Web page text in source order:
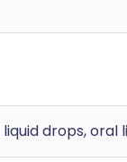
drops, oral